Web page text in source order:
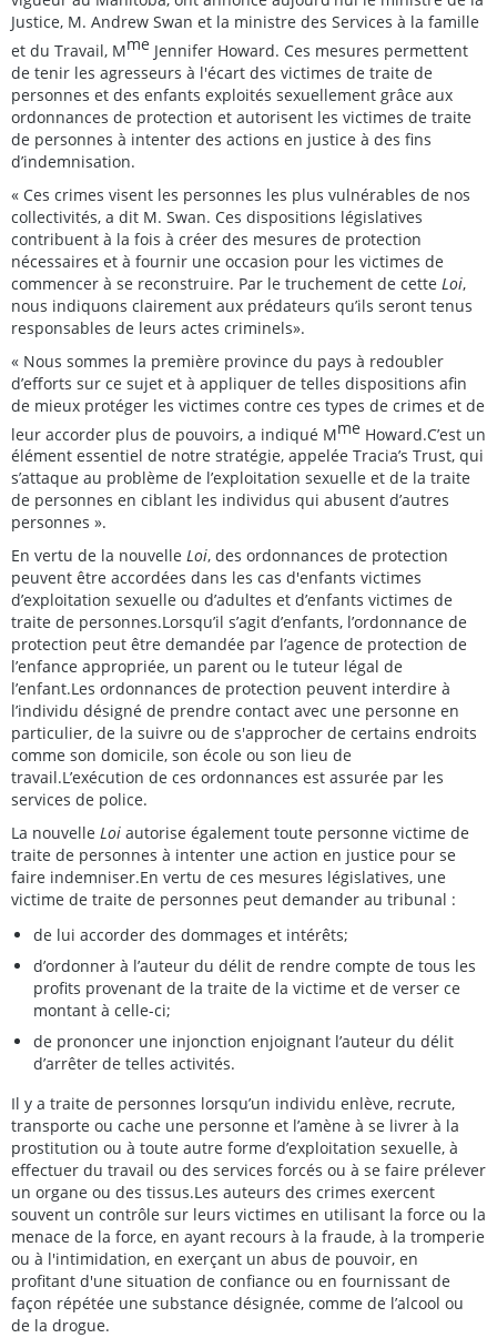
Justice, M. Andrew Swan et la ministre des Services à la famille
et du Travail, Mme Jennifer Howard. Ces mesures permettent
de tenir les agresseurs à l'écart des victimes de traite de
personnes et des enfants exploités sexuellement grâce aux
ordonnances de protection et autorisent les victimes de traite
de personnes à intenter des actions en justice à des fins
d’indemnisation.
« Ces crimes visent les personnes les plus vulnérables de nos
collectivités, a dit M. Swan. Ces dispositions législatives
contribuent à la fois à créer des mesures de protection
nécessaires et à fournir une occasion pour les victimes de
commencer à se reconstruire. Par le truchement de cette Loi,
nous indiquons clairement aux prédateurs qu’ils seront tenus
responsables de leurs actes criminels».
« Nous sommes la première province du pays à redoubler
d’efforts sur ce sujet et à appliquer de telles dispositions afin
de mieux protéger les victimes contre ces types de crimes et de
leur accorder plus de pouvoirs, a indiqué Mme Howard.C’est un
élément essentiel de notre stratégie, appelée Tracia’s Trust, qui
s’attaque au problème de l’exploitation sexuelle et de la traite
de personnes en ciblant les individus qui abusent d’autres
personnes ».
En vertu de la nouvelle Loi, des ordonnances de protection
peuvent être accordées dans les cas d'enfants victimes
d’exploitation sexuelle ou d’adultes et d’enfants victimes de
traite de personnes.Lorsqu’il s’agit d’enfants, l’ordonnance de
protection peut être demandée par l’agence de protection de
l’enfance appropriée, un parent ou le tuteur légal de
l’enfant.Les ordonnances de protection peuvent interdire à
l’individu désigné de prendre contact avec une personne en
particulier, de la suivre ou de s'approcher de certains endroits
comme son domicile, son école ou son lieu de
travail.L’exécution de ces ordonnances est assurée par les
services de police.
La nouvelle Loi autorise également toute personne victime de
traite de personnes à intenter une action en justice pour se
faire indemniser.En vertu de ces mesures législatives, une
victime de traite de personnes peut demander au tribunal :
de lui accorder des dommages et intérêts;
d’ordonner à l’auteur du délit de rendre compte de tous les
profits provenant de la traite de la victime et de verser ce
montant à celle-ci;
de prononcer une injonction enjoignant l’auteur du délit
d’arrêter de telles activités.
Il y a traite de personnes lorsqu’un individu enlève, recrute,
transporte ou cache une personne et l’amène à se livrer à la
prostitution ou à toute autre forme d’exploitation sexuelle, à
effectuer du travail ou des services forcés ou à se faire prélever
un organe ou des tissus.Les auteurs des crimes exercent
souvent un contrôle sur leurs victimes en utilisant la force ou la
menace de la force, en ayant recours à la fraude, à la tromperie
ou à l'intimidation, en exerçant un abus de pouvoir, en
profitant d'une situation de confiance ou en fournissant de
façon répétée une substance désignée, comme de l’alcool ou
de la drogue.